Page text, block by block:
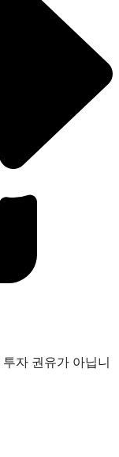
자 권유가 아닙니